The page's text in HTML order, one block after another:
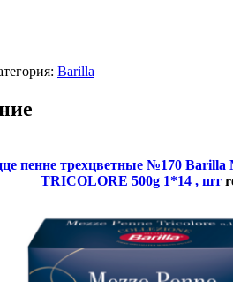
Barilla
пенне трехцветные №170
TRICOLORE 500g 1*14 , шт